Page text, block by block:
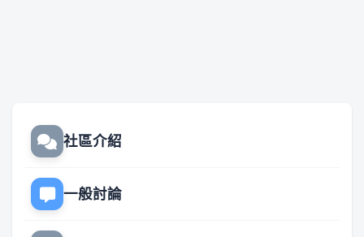
社區介紹
一般討論